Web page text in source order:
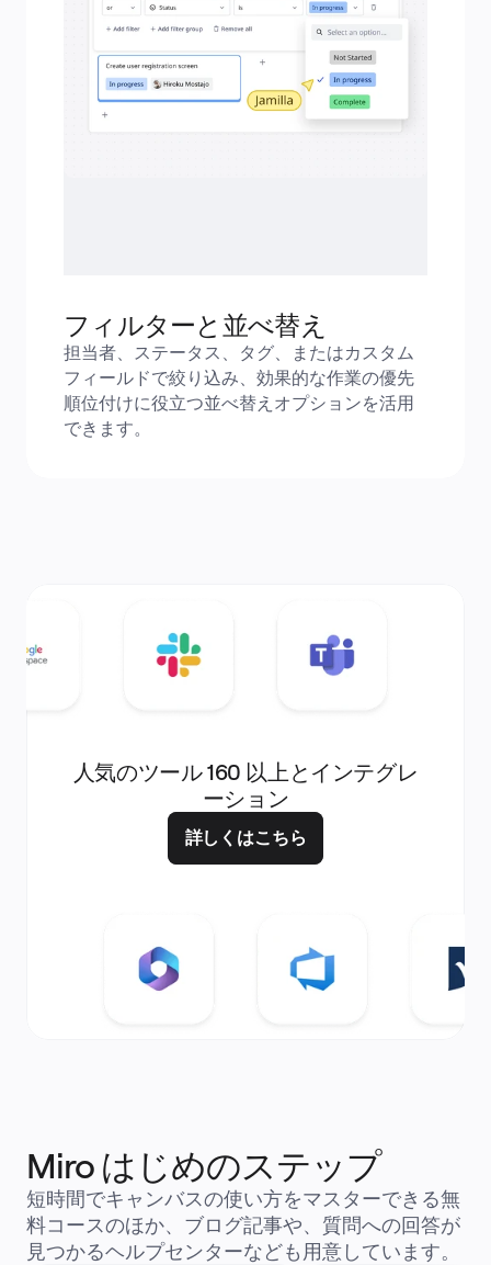
フィルターと並べ替え
担当者、ステータス、タグ、またはカスタム
フィールドで絞り込み、効果的な作業の優先
順位付けに役立つ並べ替えオプションを活用
できます。
人気のツール 160 以上とインテグレ
ーション
詳しくはこちら
Miro はじめのステップ
短時間でキャンバスの使い方をマスターできる無
料コースのほか、ブログ記事や、質問への回答が
見つかるヘルプセンターなども用意しています。